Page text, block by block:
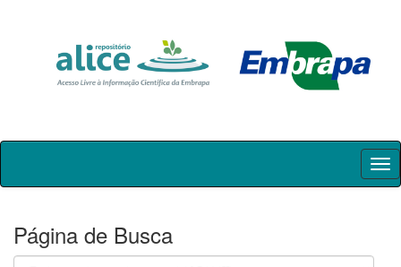
Skip
Página de Busca